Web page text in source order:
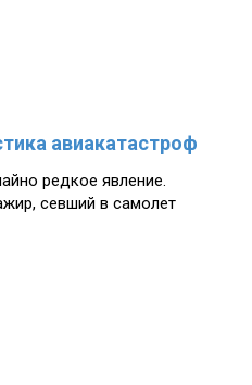
авиакатастроф
редкое явление.
севший в самолет